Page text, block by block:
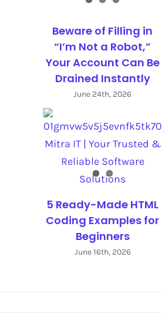
Beware of Filling in
“I’m Not a Robot,”
Your Account Can Be
Drained Instantly
June 24th, 2026
5 Ready-Made HTML
Coding Examples for
Beginners
June 16th, 2026